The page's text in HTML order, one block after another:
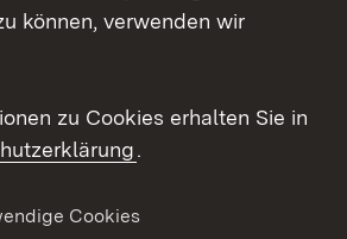
Datenschutz
können, verwenden wir
zu Cookies erhalten Sie in
.
Cookies